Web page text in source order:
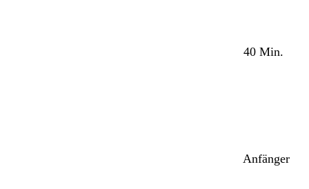
40 Min.
Anfänger